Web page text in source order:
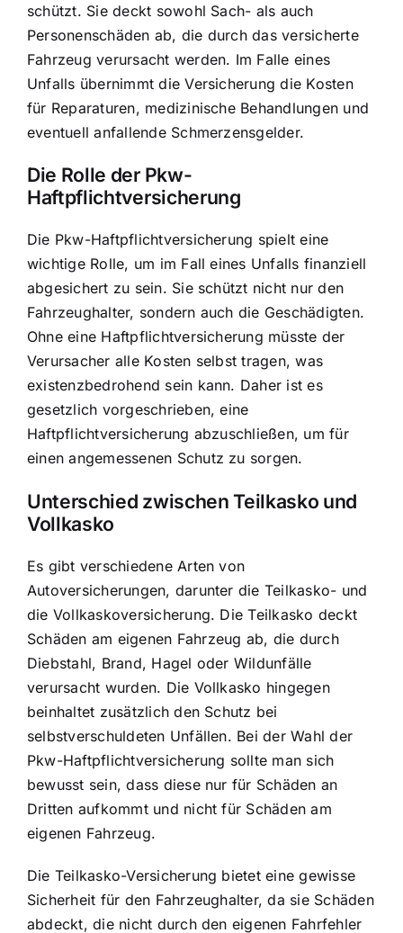
schützt. Sie deckt sowohl Sach- als auch
Personenschäden ab, die durch das versicherte
Fahrzeug verursacht werden. Im Falle eines
Unfalls übernimmt die Versicherung die Kosten
für Reparaturen, medizinische Behandlungen und
eventuell anfallende Schmerzensgelder.
Die Rolle der Pkw-
Haftpflichtversicherung
Die Pkw-Haftpflichtversicherung spielt eine
wichtige Rolle, um im Fall eines Unfalls finanziell
abgesichert zu sein. Sie schützt nicht nur den
Fahrzeughalter, sondern auch die Geschädigten.
Ohne eine Haftpflichtversicherung müsste der
Verursacher alle Kosten selbst tragen, was
existenzbedrohend sein kann. Daher ist es
gesetzlich vorgeschrieben, eine
Haftpflichtversicherung abzuschließen, um für
einen angemessenen Schutz zu sorgen.
Unterschied zwischen Teilkasko und
Vollkasko
Es gibt verschiedene Arten von
Autoversicherungen, darunter die Teilkasko- und
die Vollkaskoversicherung. Die Teilkasko deckt
Schäden am eigenen Fahrzeug ab, die durch
Diebstahl, Brand, Hagel oder Wildunfälle
verursacht wurden. Die Vollkasko hingegen
beinhaltet zusätzlich den Schutz bei
selbstverschuldeten Unfällen. Bei der Wahl der
Pkw-Haftpflichtversicherung sollte man sich
bewusst sein, dass diese nur für Schäden an
Dritten aufkommt und nicht für Schäden am
eigenen Fahrzeug.
Die Teilkasko-Versicherung bietet eine gewisse
Sicherheit für den Fahrzeughalter, da sie Schäden
abdeckt, die nicht durch den eigenen Fahrfehler